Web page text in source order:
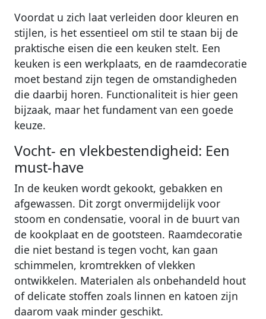
Voordat u zich laat verleiden door kleuren en
stijlen, is het essentieel om stil te staan bij de
praktische eisen die een keuken stelt. Een
keuken is een werkplaats, en de raamdecoratie
moet bestand zijn tegen de omstandigheden
die daarbij horen. Functionaliteit is hier geen
bijzaak, maar het fundament van een goede
keuze.
Vocht- en vlekbestendigheid: Een
must-have
In de keuken wordt gekookt, gebakken en
afgewassen. Dit zorgt onvermijdelijk voor
stoom en condensatie, vooral in de buurt van
de kookplaat en de gootsteen. Raamdecoratie
die niet bestand is tegen vocht, kan gaan
schimmelen, kromtrekken of vlekken
ontwikkelen. Materialen als onbehandeld hout
of delicate stoffen zoals linnen en katoen zijn
daarom vaak minder geschikt.